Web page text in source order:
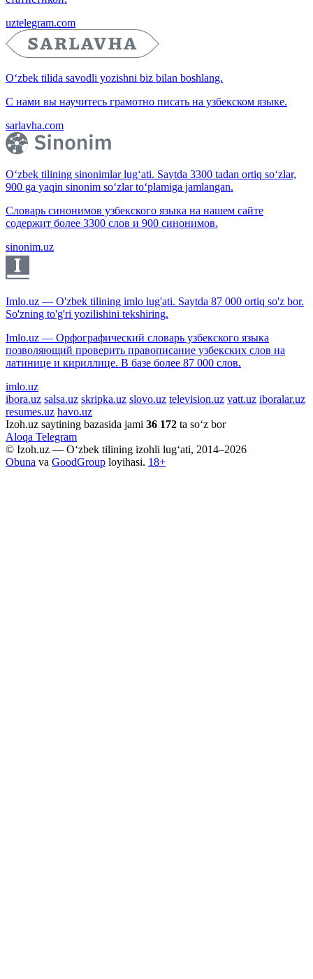
uztelegram.com
O‘zbek tilida savodli yozishni biz bilan boshlang.
С нами вы научитесь грамотно писать на узбекском языке.
sarlavha.com
O‘zbek tilining sinonimlar lug‘ati. Saytda 3300 tadan ortiq so‘zlar,
900 ga yaqin sinonim so‘zlar to‘plamiga jamlangan.
Словарь синонимов узбекского языка на нашем сайте
содержит более 3300 слов и 900 синонимов.
sinonim.uz
Imlo.uz — O'zbek tilining imlo lug'ati. Saytda 87 000 ortiq so'z bor.
So'zning to'g'ri yozilishini tekshiring.
Imlo.uz — Орфографический словарь узбекского языка
позволяющий проверить правописание узбекских слов на
латинице и кириллице. В базе более 87 000 слов.
imlo.uz
ibora.uz salsa.uz skripka.uz slovo.uz television.uz vatt.uz iboralar.uz
resumes.uz havo.uz
Izoh.uz saytining bazasida jami 36 172 ta so‘z bor
Aloqa Telegram
© Izoh.uz — O‘zbek tilining izohli lug‘ati, 2014–2026
Obuna va GoodGroup loyihasi. 18+